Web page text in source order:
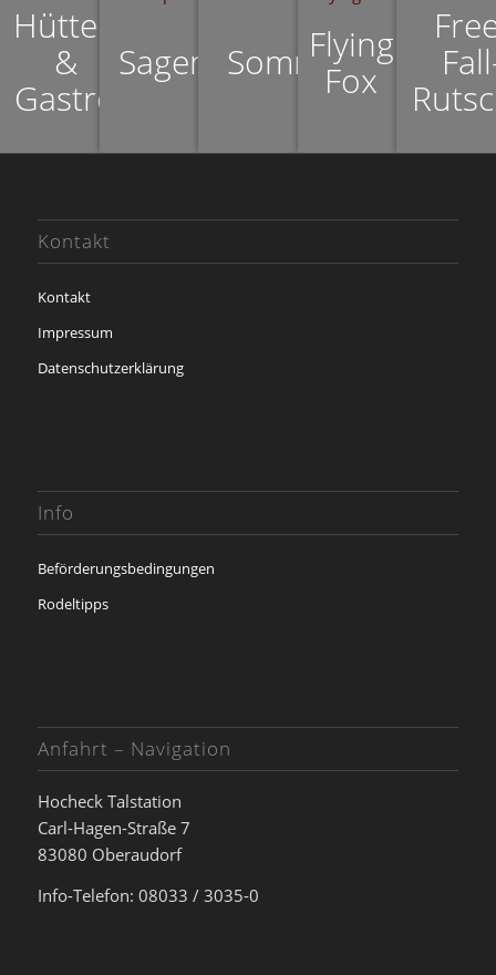
Hütten
&
Gastro
SagenwegSommerrodeln
Flying
Fox
Kontakt
Kontakt
Impressum
Datenschutzerklärung
Info
Beförderungsbedingungen
Rodeltipps
Anfahrt – Navigation
Hocheck Talstation
Carl-Hagen-Straße 7
83080 Oberaudorf
Info-Telefon: 08033 / 3035-0